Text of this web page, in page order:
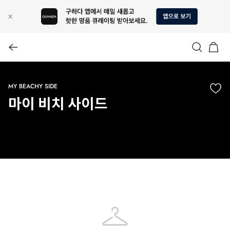
MY BEACHY SIDE
마이 비치 사이드